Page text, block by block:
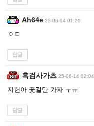
Ah64e 25-06-14 01:20
ㅇㄷ
답글
흑검사가츠 25-06-14 02:04
지헌아 꽃길만 가자 ㅜㅠ
답글